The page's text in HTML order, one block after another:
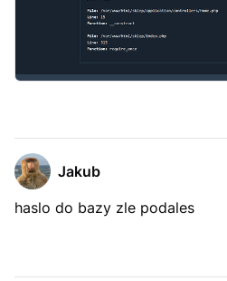
Jakub
haslo do bazy zle podales